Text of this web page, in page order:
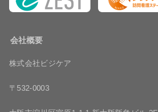
会社概要
株式会社ビジケア
〒532-0003